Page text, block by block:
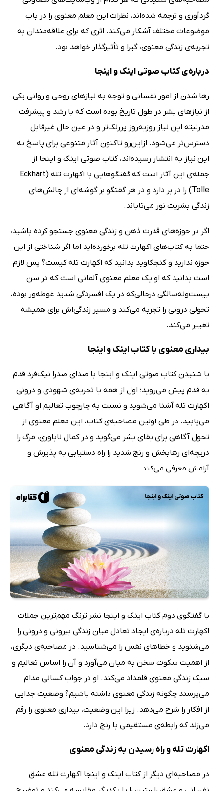
گردآوری و ترجمه شده‌اند، نظرات این معلم معنوی را در باب
موضوعات مختلف آشکار می‌کند. اثری که برای علاقه‌مندان به
تجربه‌ی زندگی معنوی، گیرا و تأثیرگذار خواهد بود.
درباره‌ی کتاب صوتی اینک و اینجا
رها شدن از امور نفسانی و توجه به نیازهای روحی و روانی یکی
از نیازهای بشر در طول تاریخ بوده است که با رشد و پیشرفت
مدرنیته این نیاز روزبه‌روز پررنگ‌تر و در عین حال غیرقابل
دسترس‌تر می‌شود. ازاین‌رو تاکنون آثار متنوعی برای پاسخ به
این نیاز به انتشار رسیده‌اند، کتاب صوتی اینک و اینجا از
جمله‌ی این آثار است که گفتگوهایی با اکهارت تله (Eckhart
Tolle) را در بر دارد و در هر گفتگو بر گوشه‌ای از چالش‌های
زندگی بشریت نور می‌تاباند.
اگر در حوزه‌های قدرت ذهن و زندگی معنوی جستجو کرده باشید،
حتما به کتاب‌های اکهارت تله برخورده‌اید اما اگر شناختی از این
حوزه ندارید و کنجکاوید بدانید که اکهارت تله کیست؟ پس لازم
است بدانید که او یک معلم معنوی آلمانی است که در سن
بیست‌ونه‌سالگی درحالی‌که در یک افسردگی شدید غوطه‌ور بوده،
تحولی درونی را تجربه می‌کند و مسیر زندگی‌اش برای همیشه
تغییر می‌کند.
بیداری معنوی با کتاب اینک و اینجا
با شنیدن کتاب صوتی اینک و اینجا با صدای صدرا نیک‌فرد قدم
به قدم پیش می‌روید؛‌ اول از همه با تجربه‌ی شهودی و درونی
اکهارت تله آشنا می‌شوید و نسبت به چارچوب تعالیم او آگاهی
می‌یابید. در طی اولین مصاحبه‌ی کتاب، این معلم معنوی از
تحول آگاهی برای بقای بشر می‌گوید و در کمال ناباوری، مرگ را
دریچه‌ای رهابخش و رنج شدید را راه دستیابی به پذیرش و
آرامش معرفی می‌کند.
با گفتگوی دوم کتاب اینک و اینجا نشر ترنگ مهم‌ترین جملات
اکهارت تله درباره‌ی ایجاد تعادل میان زندگی بیرونی و درونی را
می‌شنوید و خطاهای نفس را می‌شناسید. در مصاحبه‌ی دیگری،
از اهمیت سکوت سخن به میان می‌آورد و آن را اساس تعالیم و
سبک زندگی معنوی قلمداد می‌کند. او در جواب کسانی مدام
می‌پرسند چگونه زندگی معنوی داشته باشیم؟ وضعیت جدایی
از افکار را شرح می‌دهد. زیرا این وضعیت، بیداری معنوی را رقم
می‌زند که رابطه‌ی مستقیمی با رنج دارد.
اکهارت تله و راه رسیدن به زندگی معنوی
در مصاحبه‌ای دیگر از کتاب اینک و اینجا اکهارت تله عشق